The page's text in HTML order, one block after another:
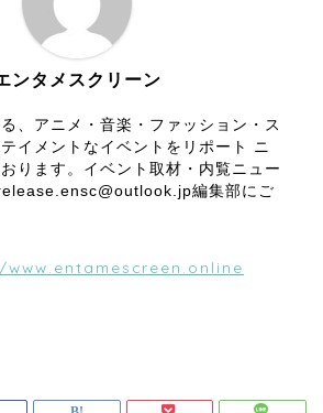
ンタメスクリーン
、アニメ・音楽・ファッション・ス
イメントなイベントをリポート ニ
ります。イベント取材・内覧ニュー
編集部にご